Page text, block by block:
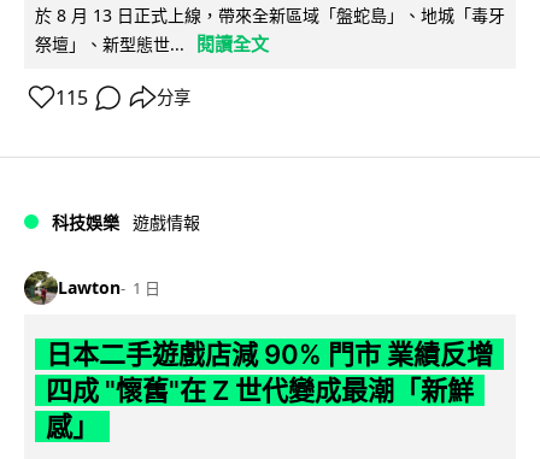
於 8 月 13 日正式上線，帶來全新區域「盤蛇島」、地城「毒牙
祭壇」、新型態世...
閱讀全文
115 分享
科技娛樂 遊戲情報
Lawton 1 日
日本二手遊戲店減 90% 門市 業績反增
四成 "懷舊"在 Z 世代變成最潮「新鮮
感」